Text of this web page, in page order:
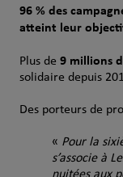
96 % des
atteint leur
Plus de 9 millions
solidaire depuis
Des porteurs de
« Pour la
s’associe à